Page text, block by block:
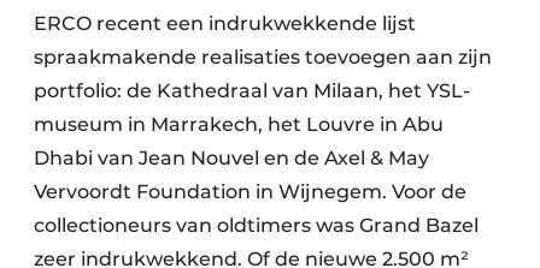
ERCO recent een indrukwekkende lijst
spraakmakende realisaties toevoegen aan zijn
portfolio: de Kathedraal van Milaan, het YSL-
museum in Marrakech, het Louvre in Abu
Dhabi van Jean Nouvel en de Axel & May
Vervoordt Foundation in Wijnegem. Voor de
collectioneurs van oldtimers was Grand Bazel
zeer indrukwekkend. Of de nieuwe 2.500 m²